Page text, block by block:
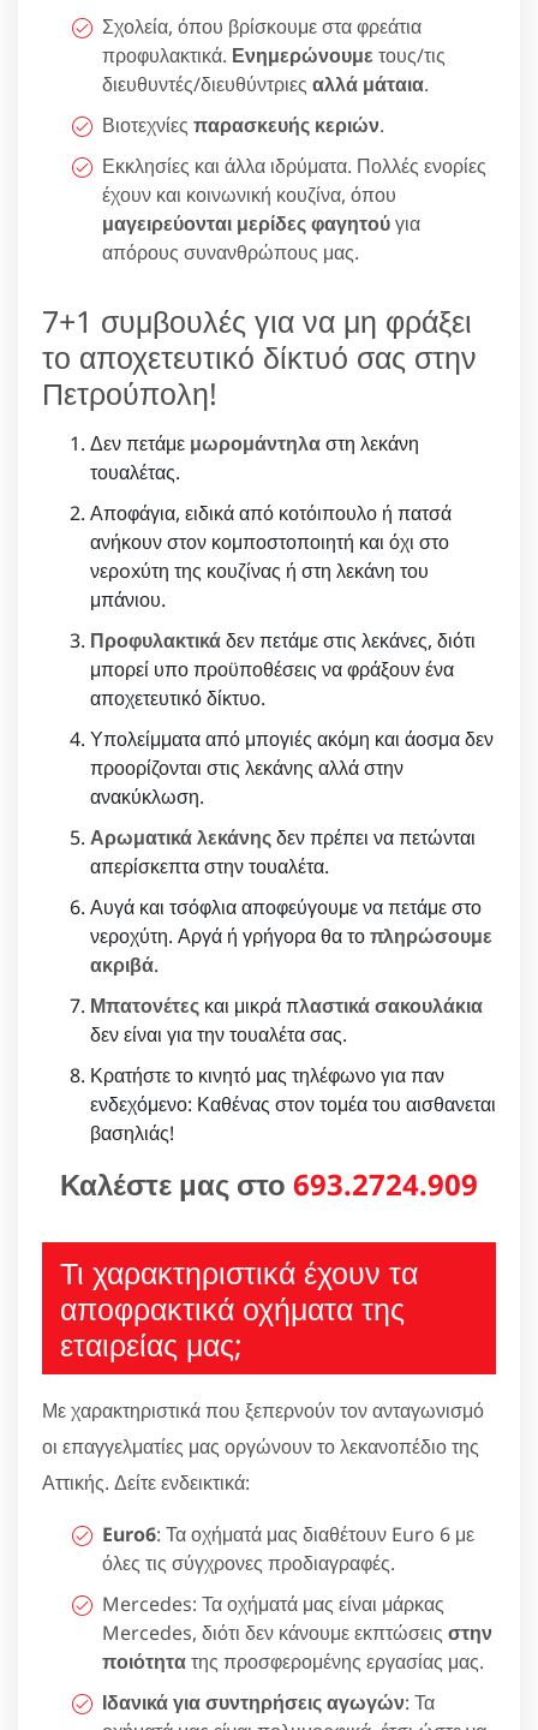
Σχολεία, όπου βρίσκουμε στα φρεάτια
προφυλακτικά. Ενημερώνουμε τους/τις
διευθυντές/διευθύντριες αλλά μάταια.
Βιοτεχνίες παρασκευής κεριών.
Εκκλησίες και άλλα ιδρύματα. Πολλές ενορίες
έχουν και κοινωνική κουζίνα, όπου
μαγειρεύονται μερίδες φαγητούγια
απόρους συνανθρώπους μας.
7+1 συμβουλές για να μη φράξει
το αποχετευτικό δίκτυό σας στην
Πετρούπολη!
Δεν πετάμε μωρομάντηλαστη λεκάνη
τουαλέτας.
Αποφάγια, ειδικά από κοτόιπουλο ή πατσά
ανήκουν στον κομποστοποιητή και όχι στο
νερoxύτη της κουζίνας ή στη λεκάνη του
μπάνιου.
Προφυλακτικάδεν πετάμε στις λεκάνες, διότι
μπορεί υπο προϋποθέσεις να φράξουν ένα
αποχετευτικό δίκτυο.
Υπολείμματα από μπογιές ακόμη και άοσμα δεν
προορίζονται στις λεκάνης αλλά στην
ανακύκλωση.
Αρωματικά λεκάνηςδεν πρέπει να πετώνται
απερίσκεπτα στην τουαλέτα.
Αυγά και τσόφλια αποφεύγουμε να πετάμε στο
νεροχύτη. Αργά ή γρήγορα θα τοπληρώσουμε
ακριβά.
Μπατονέτες και μικρά πλαστικά σακουλάκια
δεν είναι για την τουαλέτα σας.
Κρατήστε το κινητό μας τηλέφωνο για παν
ενδεχόμενο: Καθένας στον τομέα του αισθανεται
βασηλιάς!
Καλέστε μας στο 693.2724.909
Τι χαρακτηριστικά έχουν τα
αποφρακτικά οχήματα της
εταιρείας μας;
Με χαρακτηριστικά που ξεπερνούν τον ανταγωνισμό
οι επαγγελματίες μας οργώνουν το λεκανοπέδιο της
Αττικής. Δείτε ενδεικτικά:
Euro6: Τα οχήματά μας διαθέτουν Euro 6 με
όλες τις σύγχρονες προδιαγραφές.
Mercedes: Τα οχήματά μας είναι μάρκας
Mercedes, διότι δεν κάνουμε εκπτώσεις στην
ποιότητατης προσφερομένης εργασίας μας.
Ιδανικά για συντηρήσεις αγωγών: Τα